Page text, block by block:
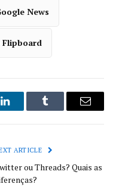
News
Flipboard
LinkedInTumblr Email
ARTICLE
ou Threads? Quais as